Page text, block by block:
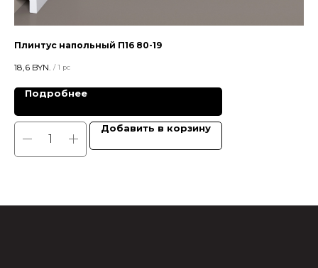
Плинтус напольный П16 80-19
18,6 BYN. / 1 pc
Подробнее
Добавить в корзину